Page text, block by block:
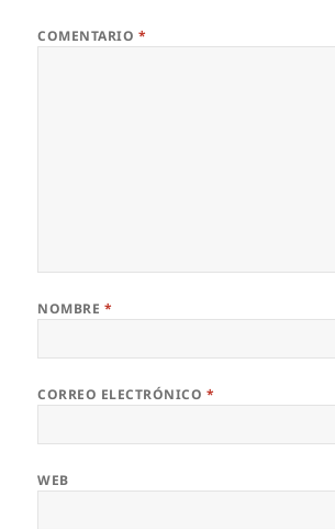
COMENTARIO *
NOMBRE *
CORREO ELECTRÓNICO *
WEB